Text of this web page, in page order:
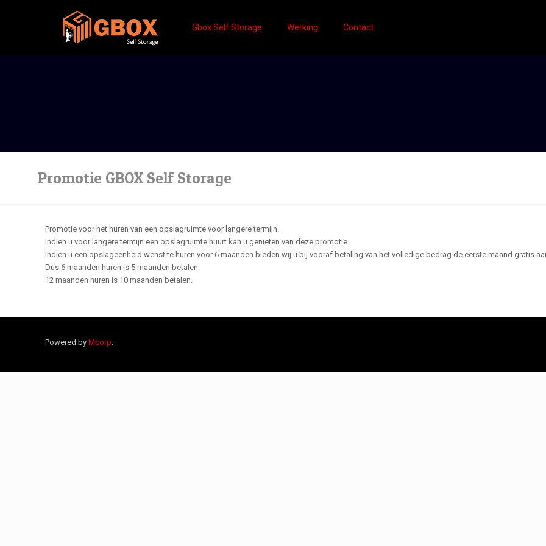
Gbox Self Storage Werking Contact
Promotie GBOX Self Storage
Promotie voor het huren van een opslagruimte voor langere termijn.
Indien u voor langere termijn een opslagruimte huurt kan u genieten van deze promotie.
Indien u een opslageenheid wenst te huren voor 6 maanden bieden wij u bij vooraf betaling van het volledige bedrag de eerste maand gratis
Dus 6 maanden huren is 5 maanden betalen.
12 maanden huren is 10 maanden betalen.
Powered by Mcorp.